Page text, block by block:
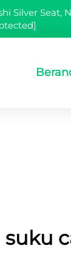
Silver
suku